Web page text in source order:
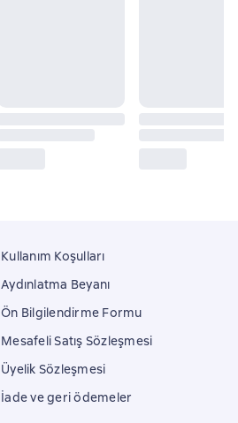
Kullanım Koşulları
Aydınlatma Beyanı
Ön Bilgilendirme Formu
Mesafeli Satış Sözleşmesi
Üyelik Sözleşmesi
İade ve geri ödemeler